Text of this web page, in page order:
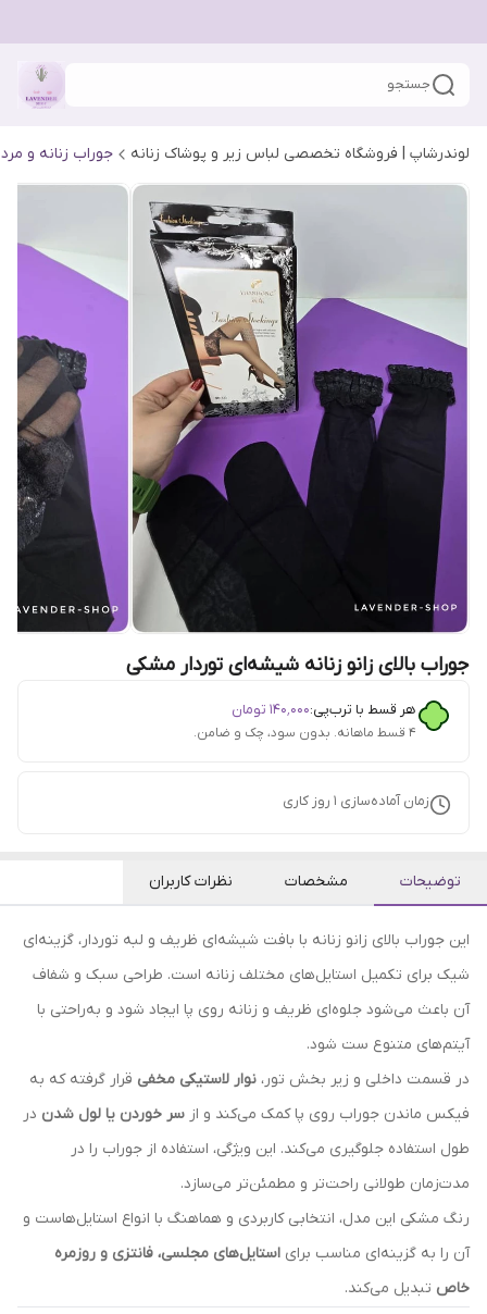
جستجو
لوندرشاپ | فروشگاه تخصصی لباس زیر و پوشاک زنانه جوراب زنانه و
جوراب بالای زانو زنانه شیشه‌ای تور‌دار مشکی
هر قسط با ترب‌پی:۱۴۰٬۰۰۰ تومان
۴ قسط ماهانه. بدون سود، چک و ضامن.
زمان آماده‌سازی 1 روز کاری
توضیحات مشخصات نظرات کاربران
این جوراب بالای زانو زنانه با بافت شیشه‌ای ظریف و لبه تور‌دار، گزینه‌ای
شیک برای تکمیل استایل‌های مختلف زنانه است. طراحی سبک و شفاف
آن باعث می‌شود جلوه‌ای ظریف و زنانه روی پا ایجاد شود و به‌راحتی با
آیتم‌های متنوع ست شود.
در قسمت داخلی و زیر بخش تور، نوار لاستیکی مخفی قرار گرفته که به
فیکس ماندن جوراب روی پا کمک می‌کند و از سر خوردن یا لول شدن در
طول استفاده جلوگیری می‌کند. این ویژگی، استفاده از جوراب را در
مدت‌زمان طولانی راحت‌تر و مطمئن‌تر می‌سازد.
رنگ مشکی این مدل، انتخابی کاربردی و هماهنگ با انواع استایل‌هاست و
آن را به گزینه‌ای مناسب برای استایل‌های مجلسی، فانتزی و روزمره
خاص تبدیل می‌کند.